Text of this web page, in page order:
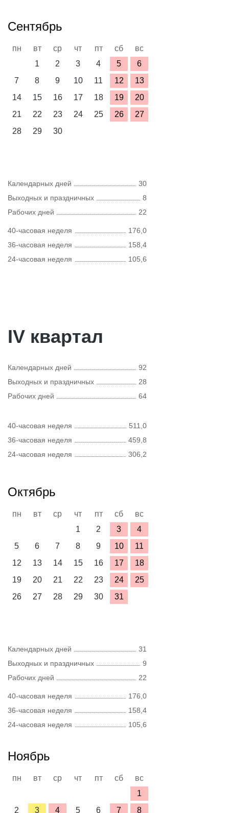
Сентябрь
пн вт ср чт пт сб
вс
1
2 3 4 5
6
7
8 9 10 11 12
13
14
15 16 17 18 19
20
21
22 23 24 25 26
27
28
29 30
Календарных дней
30
Выходных и праздничных
8
Рабочих дней
22
40-часовая неделя
176,0
36-часовая неделя
158,4
24-часовая неделя
105,6
IV квартал
Календарных дней
92
Выходных и праздничных
28
Рабочих дней
64
40-часовая неделя
511,0
36-часовая неделя
459,8
24-часовая неделя
306,2
Октябрь
пн вт ср чт пт сб
вс
1
2 3
4
5
6 7 8 9 10
11
12
13 14 15 16 17
18
19
20 21 22 23 24
25
26
27 28 29 30 31
Календарных дней
31
Выходных и праздничных
9
Рабочих дней
22
40-часовая неделя
176,0
36-часовая неделя
158,4
24-часовая неделя
105,6
Ноябрь
пн вт ср чт пт сб
вс
1
2
3 4 5 6 7 8